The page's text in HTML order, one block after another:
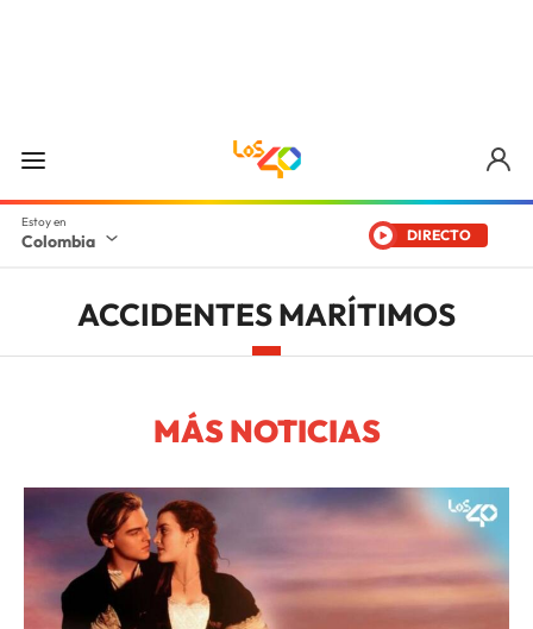
Colombia DIRECTO
ACCIDENTES MARÍTIMOS
MÁS NOTICIAS